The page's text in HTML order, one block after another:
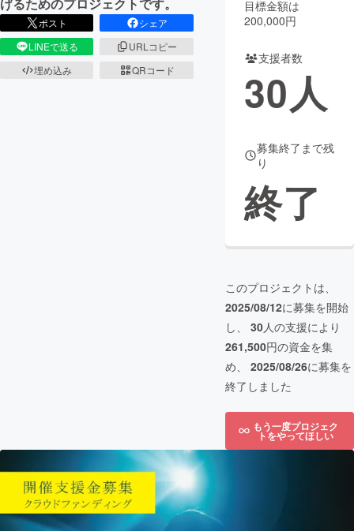
CAMPFIRE for Social Good
CAMPFIRE Creation
CAMPFIREふるさと納税machi-ya コミュニティ
ポスト
シェア
LINEで送る
URLコピー
埋め込み
QRコード
目標金額は
200,000円
支援者数
30人
募集終了まで残
り
終了
このプロジェクトは、
2025/08/12に募集を開始
し、 30人の支援により
261,500円の資金を集
め、 2025/08/26に募集を
終了しました
もう一度プロジェク
トをやってほしい